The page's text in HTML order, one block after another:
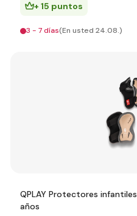
+ 15 puntos
3 - 7 días(En usted 24.08.)
QPLAY Protectores
años